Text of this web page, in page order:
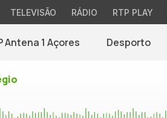
TELEVISÃO RÁDIO RTP PLAY
Antena 1 Açores Desporto